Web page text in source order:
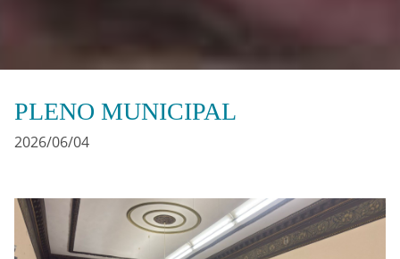
PLENO MUNICIPAL
2026/06/04
Irudia